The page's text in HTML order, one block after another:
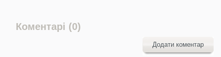
Коментарі (0)
Додати коментар